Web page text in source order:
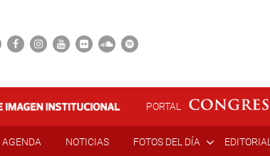
PORTAL
AGENDA NOTICIAS FOTOS DEL DÍA EDITORIAL